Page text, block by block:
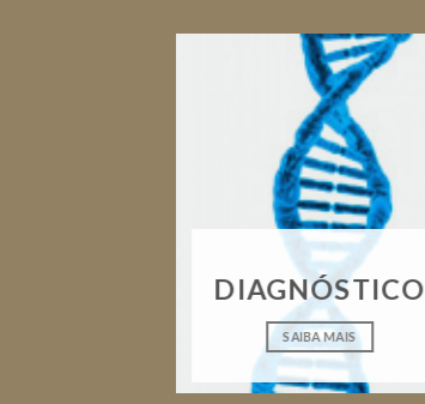
DIAGNÓSTICO
SAIBA MAIS